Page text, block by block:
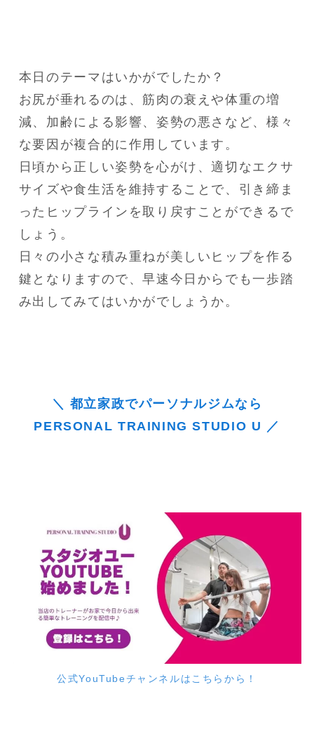
本日のテーマはいかがでしたか？
お尻が垂れるのは、筋肉の衰えや体重の増
減、加齢による影響、姿勢の悪さなど、様々
な要因が複合的に作用しています。
日頃から正しい姿勢を心がけ、適切なエクサ
サイズや食生活を維持することで、引き締ま
ったヒップラインを取り戻すことができるで
しょう。
日々の小さな積み重ねが美しいヒップを作る
鍵となりますので、早速今日からでも一歩踏
み出してみてはいかがでしょうか。
＼ 都立家政でパーソナルジムなら
PERSONAL TRAINING STUDIO U ／
公式YouTubeチャンネルはこちらから！